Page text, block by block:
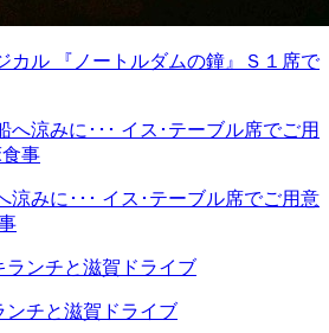
カル 『ノートルダムの鐘』Ｓ１席で
涼みに･･･ イス･テーブル席でご用意
ンチと滋賀ドライブ